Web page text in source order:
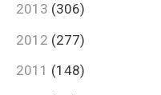
2013 (306)
2012 (277)
2011 (148)